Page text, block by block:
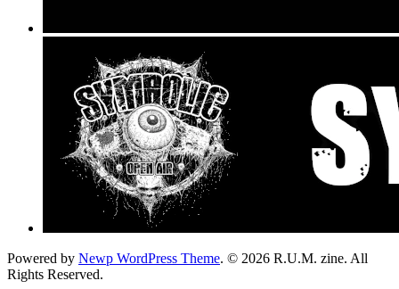
Powered by Newp WordPress Theme. © 2026 R.U.M. zine. All
Rights Reserved.